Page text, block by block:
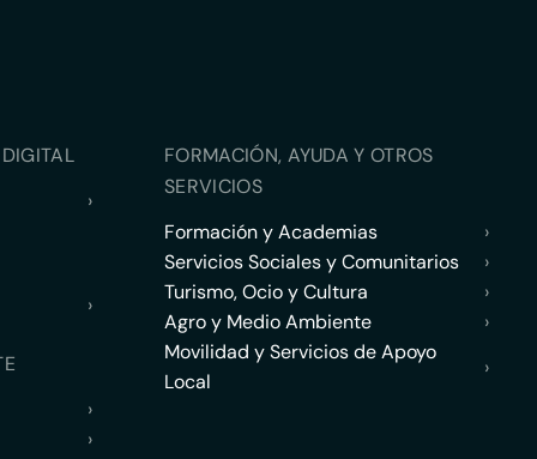
›
›
›
›
FORMACIÓN, AYUDA Y OTROS
SERVICIOS
Formación y Academias
›
Servicios Sociales y Comunitarios
›
Turismo, Ocio y Cultura
›
Agro y Medio Ambiente
›
Movilidad y Servicios de Apoyo
Local
›